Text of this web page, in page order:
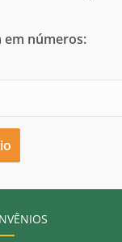
em números: